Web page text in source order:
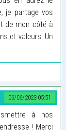
je partage vos
de mon côté à
et valeurs. Un
06/06/2023 05:51
à nos
! Merci